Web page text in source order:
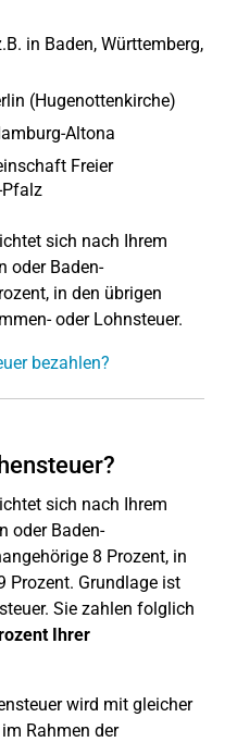
in Baden, Württemberg,
(Hugenottenkirche)
Altona
Freier
Pfalz
sich nach Ihrem
oder Baden-
in den übrigen
oder Lohnsteuer.
bezahlen?
sich nach Ihrem
oder Baden-
8 Prozent, in
Prozent. Grundlage ist
Sie zahlen folglich
Ihrer
wird mit gleicher
Rahmen der